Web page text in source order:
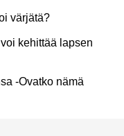
värjätä?
kehittää lapsen
-Ovatko nämä